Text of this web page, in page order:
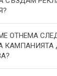
ОТНЕМА
КАМПАНИЯТА